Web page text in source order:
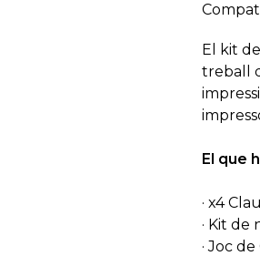
El kit
treball
El que
· x4
· Kit de
· Joc